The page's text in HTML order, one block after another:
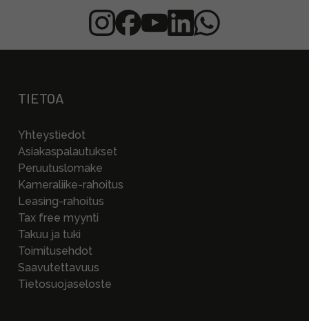
TIETOA
Yhteystiedot
Asiakaspalautukset
Peruutuslomake
Kameraliike-rahoitus
Leasing-rahoitus
Tax free myynti
Takuu ja tuki
Toimitusehdot
Saavutettavuus
Tietosuojaseloste